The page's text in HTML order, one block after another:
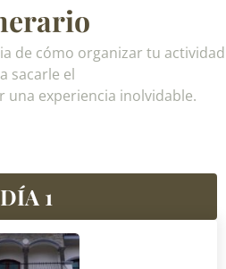
de cómo organizar tu actividad
sacarle el
una experiencia inolvidable.
DÍA 1